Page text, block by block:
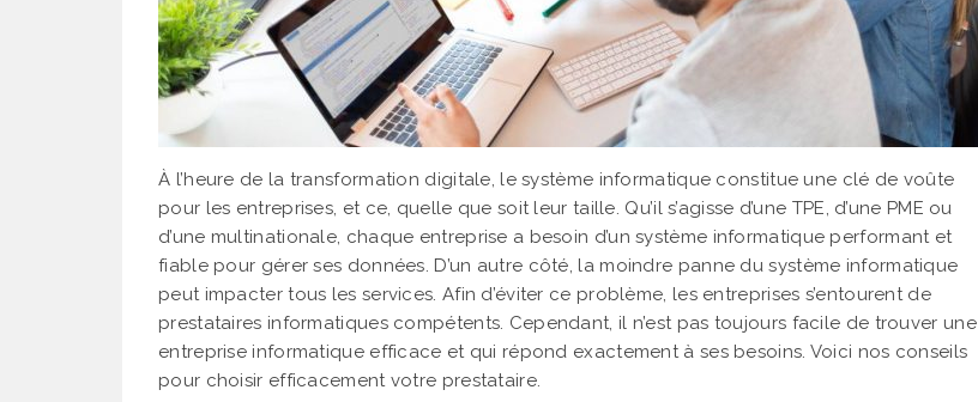
À l’heure de la transformation digitale, le système informatique constitue une clé de voûte
pour les entreprises, et ce, quelle que soit leur taille. Qu’il s’agisse d’une TPE, d’une PME ou
d’une multinationale, chaque entreprise a besoin d’un système informatique performant et
fiable pour gérer ses données. D’un autre côté, la moindre panne du système informatique
peut impacter tous les services. Afin d’éviter ce problème, les entreprises s’entourent de
prestataires informatiques compétents. Cependant, il n’est pas toujours facile de trouver une
entreprise informatique efficace et qui répond exactement à ses besoins. Voici nos conseils
pour choisir efficacement votre prestataire.